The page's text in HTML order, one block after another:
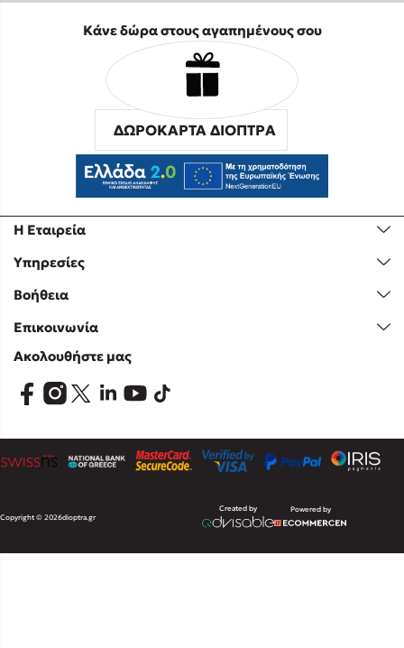
Η Εταιρεία
Υπηρεσίες
Βοήθεια
Επικοινωνία
Κάνε δώρα στους αγαπημένους σου
ΔΩΡΟΚΑΡΤΑ ΔΙΟΠΤΡΑ
Ακολουθήστε μας
Copyright © 2026dioptra.gr
Created by Powered by